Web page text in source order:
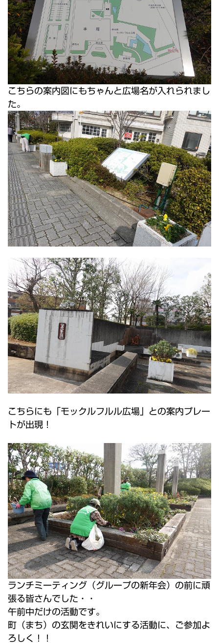
こちらの案内図にもちゃんと広場名が入れられまし
た。
こちらにも「モックルフルル広場」との案内プレー
トが出現！
ランチミーティング（グループの新年会）の前に頑
張る皆さんでした・・
午前中だけの活動です。
町（まち）の玄関をきれいにする活動に、ご参加よ
ろしく！！